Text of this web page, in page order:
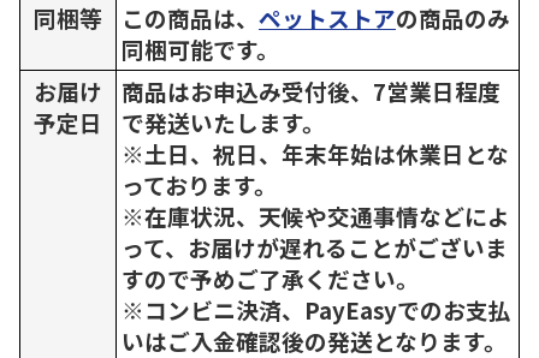
同梱等
この商品は、 ペットストアの商品のみ
同梱可能です。
お届け
予定日
商品はお申込み受付後、7営業日程度
で発送いたします。
※土日、祝日、年末年始は休業日とな
っております。
※在庫状況、天候や交通事情などによ
って、お届けが遅れることがございま
すので予めご了承ください。
※コンビニ決済、PayEasyでのお支払
いはご入金確認後の発送となります。